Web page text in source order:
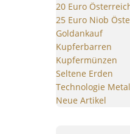
20 Euro
25 Euro Niob
Goldankauf
Kupferbarren
Kupfermünzen
Seltene Erden
Technologie
Neue Artikel